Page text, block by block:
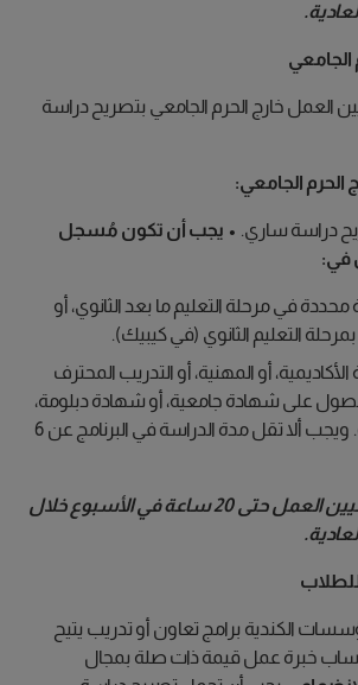
العمل خارج الحرم الجامعي بتصريح دراسة
الجامعي:
دراسة ساري. • يجب أن تكون مُسجل
في:
في مرحلة التعليم ما بعد الثانوي، أو
التعليم الثانوي (في كيبيك).
أو المهنية، أو التدريب المحترف
على شهادة جامعية، أو شهادة دبلومة،
أو شهادة مهنية. ويجب ألا تقل مدة الدراسة في البرنامج عن 6
يمكن للطلاب الدوليين العمل حتى 20 ساعة في الأسبوع خلال
الكندية برامج تعاون أو تدريب يتيح
خبرة عمل قيمة ذات صلة بمجال